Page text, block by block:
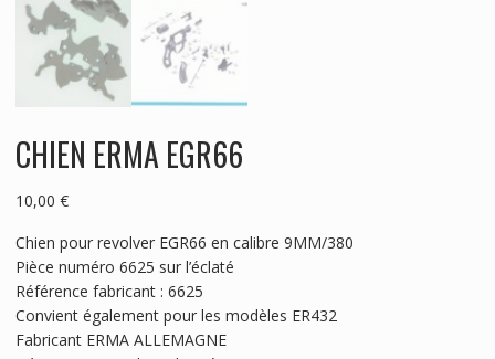
CHIEN ERMA EGR66
10,00 €
Chien pour revolver EGR66 en calibre 9MM/380
Pièce numéro 6625 sur l’éclaté
Référence fabricant : 6625
Convient également pour les modèles ER432
Fabricant ERMA ALLEMAGNE